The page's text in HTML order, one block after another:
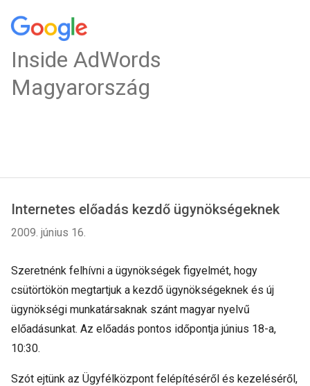
Inside AdWords
Magyarország
Internetes előadás kezdő ügynökségeknek
2009. június 16.
Szeretnénk felhívni a ügynökségek figyelmét, hogy
csütörtökön megtartjuk a kezdő ügynökségeknek és új
ügynökségi munkatársaknak szánt magyar nyelvű
előadásunkat. Az előadás pontos időpontja június 18-a,
10:30.
Szót ejtünk az Ügyfélközpont felépítéséről és kezeléséről,